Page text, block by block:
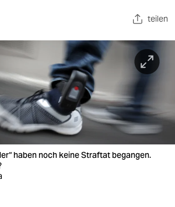
teilen
haben noch keine Straftat begangen.